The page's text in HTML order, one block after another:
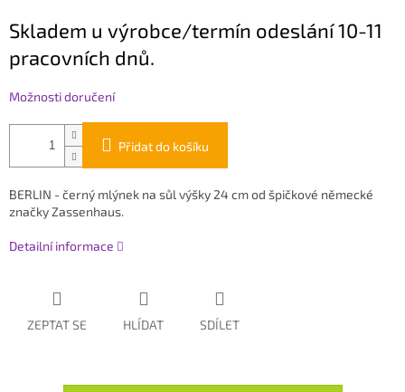
cena:
Skladem u výrobce/termín odeslání 10-11
pracovních dnů.
Možnosti doručení
Přidat do košíku
BERLIN - černý mlýnek na sůl výšky 24 cm od špičkové německé
značky Zassenhaus.
Detailní informace
ZEPTAT SE HLÍDAT SDÍLET